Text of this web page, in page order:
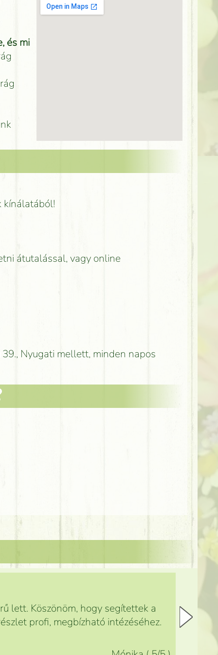
és mi
kínálatából!
átutalással, vagy online
Nyugati mellett, minden napos
lett. Köszönöm, hogy segítettek a
profi, megbízható intézéséhez.